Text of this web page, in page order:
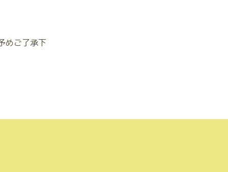
めご了承下